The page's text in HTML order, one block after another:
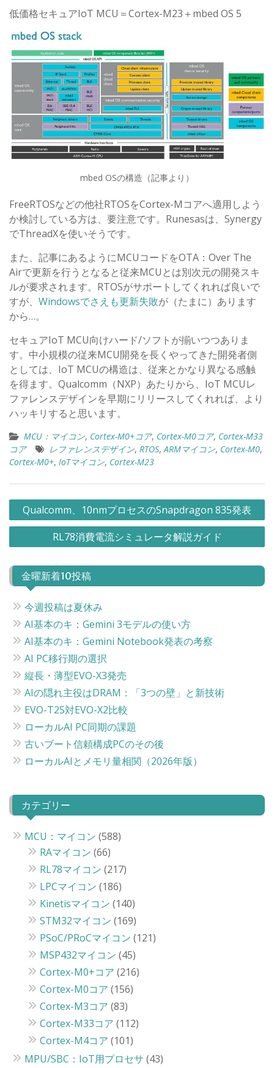
低価格セキュアIoT MCU＝Cortex-M23＋mbed OS 5
mbed OSの構造（記事より）
FreeRTOSなどの他社RTOSをCortex-Mコアへ適用しよう
か検討している方は、要注意です。Runesasは、Synergy
でThreadXを使いそうです。
また、記事にあるようにMCUコードをOTA：Over The
Airで更新を行うとなると従来MCUとは別次元の開発スキ
ルが要求されます。RTOSがサポートしてくれれば良いで
すが、 Windowsでさえも更新失敗が（たまに）あります
から…。
セキュアIoT MCU向けハード/ソフトが揃いつつありま
す。中小規模の従来MCU開発を長くやってきた開発者側
としては、IoT MCUの構造は、従来とかなり異なる感触
を得ます。Qualcomm（NXP）あたりから、IoT MCUレ
ファレンスデザインを早期にリリースしてくれれば、より
ハッキリすると思います。
MCU：マイコン, Cortex-M0+コア, Cortex-M0コア, Cortex-M33
コア
レファレンスデザイン, RTOS, ARMマイコン, Cortex-M0,
Cortex-M0+, IoTマイコン, Cortex-M23
投
稿
ナ
ビ
ゲ
ー
シ
ョ
ン
Qualcomm、10nmプロセスのSnapdragon 835発表
RL78消費電流シミュレータ解説ガイド
金曜新着10投稿
今週投稿は夏休み
AI基本のキ：Gemini 3モデルの使い方
AI基本のキ：Gemini Notebook発表の考察
AI PC移行期の選択
縦長・薄型EVO-X3発売
AIの隠れ主役はDRAM：「3つの壁」と新技術
EVO-T2S対EVO-X2比較
ローカルAI PC同期の課題
古いブート信頼構成PCのその後
ローカルAIとメモリ量相関（2026年版）
カテゴリー
MCU：マイコン (588)
RAマイコン (66)
RL78マイコン (217)
LPCマイコン (186)
Kinetisマイコン (140)
STM32マイコン (169)
PSoC/PRoCマイコン (121)
MSP432マイコン (45)
Cortex-M0+コア (216)
Cortex-M0コア (156)
Cortex-M3コア (83)
Cortex-M33コア (112)
Cortex-M4コア (101)
MPU/SBC：IoT用プロセサ (43)